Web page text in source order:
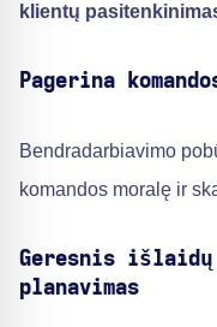
klientų
Pagerina
Bendradarbiavimo
komandos moralę ir
Geresnis
planavimas